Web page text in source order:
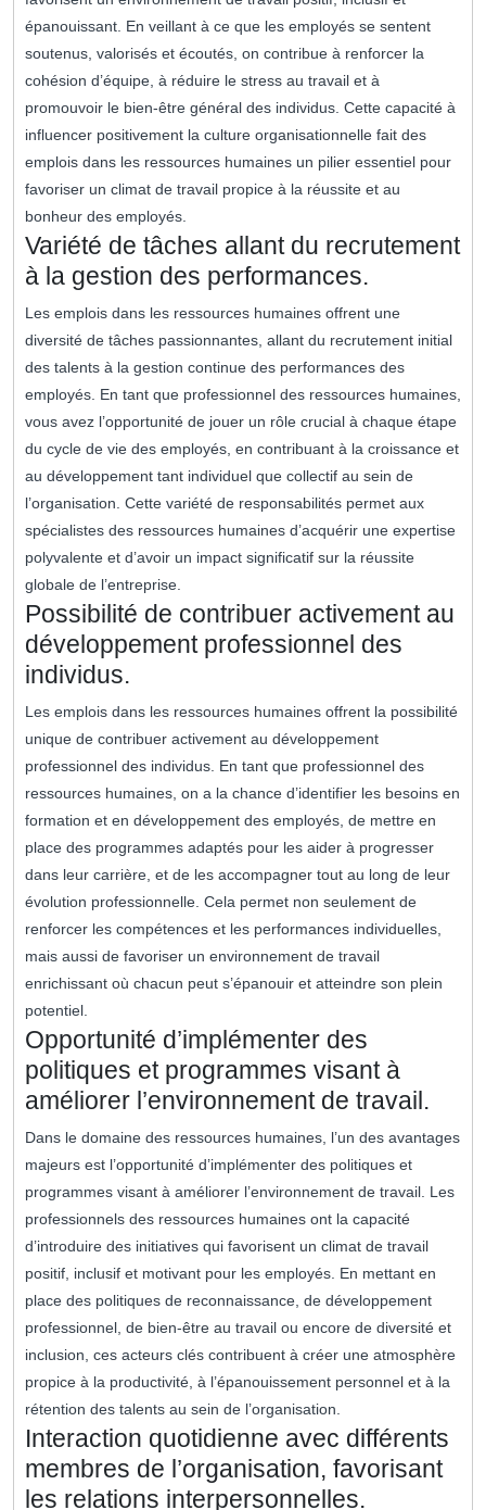
épanouissant. En veillant à ce que les employés se sentent
soutenus, valorisés et écoutés, on contribue à renforcer la
cohésion d’équipe, à réduire le stress au travail et à
promouvoir le bien-être général des individus. Cette capacité à
influencer positivement la culture organisationnelle fait des
emplois dans les ressources humaines un pilier essentiel pour
favoriser un climat de travail propice à la réussite et au
bonheur des employés.
Variété de tâches allant du recrutement
à la gestion des performances.
Les emplois dans les ressources humaines offrent une
diversité de tâches passionnantes, allant du recrutement initial
des talents à la gestion continue des performances des
employés. En tant que professionnel des ressources humaines,
vous avez l’opportunité de jouer un rôle crucial à chaque étape
du cycle de vie des employés, en contribuant à la croissance et
au développement tant individuel que collectif au sein de
l’organisation. Cette variété de responsabilités permet aux
spécialistes des ressources humaines d’acquérir une expertise
polyvalente et d’avoir un impact significatif sur la réussite
globale de l’entreprise.
Possibilité de contribuer activement au
développement professionnel des
individus.
Les emplois dans les ressources humaines offrent la possibilité
unique de contribuer activement au développement
professionnel des individus. En tant que professionnel des
ressources humaines, on a la chance d’identifier les besoins en
formation et en développement des employés, de mettre en
place des programmes adaptés pour les aider à progresser
dans leur carrière, et de les accompagner tout au long de leur
évolution professionnelle. Cela permet non seulement de
renforcer les compétences et les performances individuelles,
mais aussi de favoriser un environnement de travail
enrichissant où chacun peut s’épanouir et atteindre son plein
potentiel.
Opportunité d’implémenter des
politiques et programmes visant à
améliorer l’environnement de travail.
Dans le domaine des ressources humaines, l’un des avantages
majeurs est l’opportunité d’implémenter des politiques et
programmes visant à améliorer l’environnement de travail. Les
professionnels des ressources humaines ont la capacité
d’introduire des initiatives qui favorisent un climat de travail
positif, inclusif et motivant pour les employés. En mettant en
place des politiques de reconnaissance, de développement
professionnel, de bien-être au travail ou encore de diversité et
inclusion, ces acteurs clés contribuent à créer une atmosphère
propice à la productivité, à l’épanouissement personnel et à la
rétention des talents au sein de l’organisation.
Interaction quotidienne avec différents
membres de l’organisation, favorisant
les relations interpersonnelles.